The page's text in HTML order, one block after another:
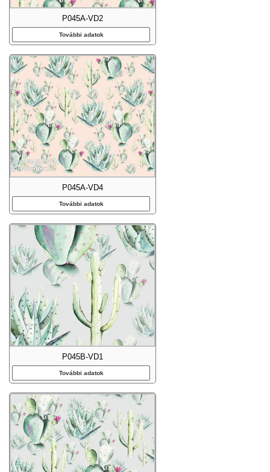
P045A-VD2
További adatok
P045A-VD4
További adatok
P045B-VD1
További adatok